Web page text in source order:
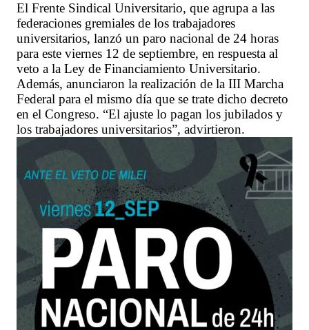
El Frente Sindical Universitario, que agrupa a las
federaciones gremiales de los trabajadores
universitarios, lanzó un paro nacional de 24 horas
para este viernes 12 de septiembre, en respuesta al
veto a la Ley de Financiamiento Universitario.
Además, anunciaron la realización de la III Marcha
Federal para el mismo día que se trate dicho decreto
en el Congreso. “El ajuste lo pagan los jubilados y
los trabajadores universitarios”, advirtieron.